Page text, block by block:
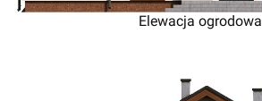
Elewacja ogrodowa